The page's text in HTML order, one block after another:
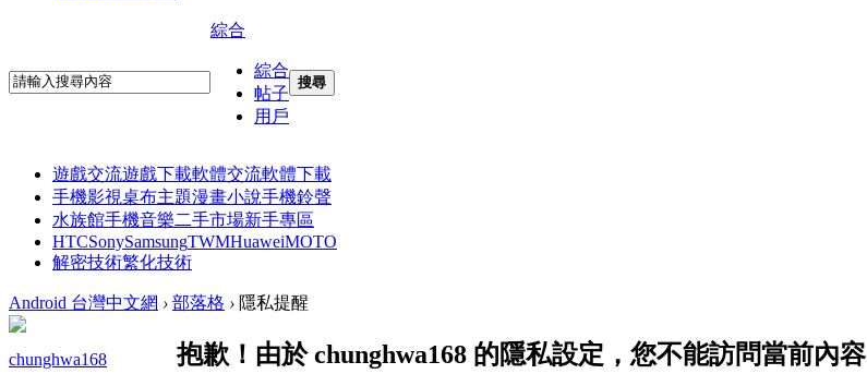
綜合
綜合
帖子
用戶
搜尋
遊戲交流遊戲下載軟體交流軟體下載
手機影視桌布主題漫畫小說手機鈴聲
水族館手機音樂二手市場新手專區
HTCSonySamsungTWMHuaweiMOTO
解密技術繁化技術
Android 台灣中文網 › 部落格 › 隱私提醒
chunghwa168 抱歉！由於 chunghwa168 的隱私設定，您不能訪問當前內容